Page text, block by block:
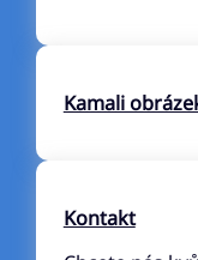
Kamali
Kontakt